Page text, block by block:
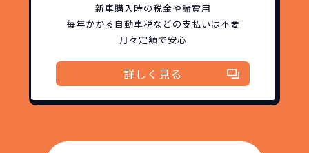
新車購入時の税金や諸費用
毎年かかる自動車税などの支払いは不要
月々定額で安心
詳しく見る